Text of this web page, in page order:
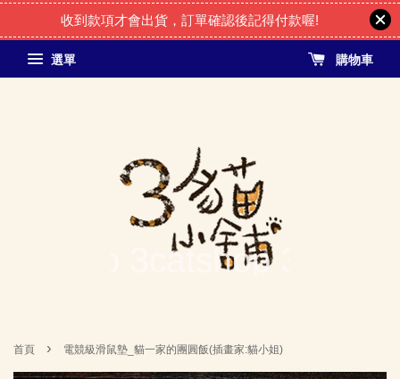
收到款項才會出貨，訂單確認後記得付款喔!
選單 購物車
首頁 › 電競級滑鼠墊_貓一家的團圓飯(插畫家:貓小姐)